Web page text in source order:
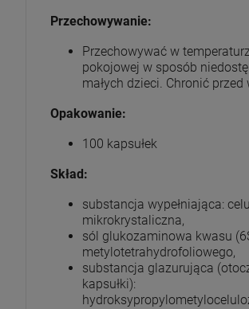
Przechowywanie:
Przechowywać w
pokojowej w sposób
małych dzieci. Chronić przed
Opakowanie:
100 kapsułek
Skład:
substancja wypełniająca:
mikrokrystaliczna,
sól glukozaminowa kwasu
metylotetrahydrofoliowego,
substancja glazurująca
kapsułki):